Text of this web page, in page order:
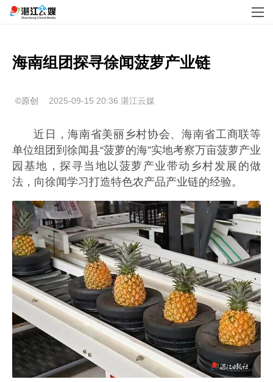
海南组团探寻徐闻菠萝产业链
©原创 2025-09-15 20:36 湛江云媒
近日，海南省美丽乡村协会、海南省工商联等
单位组团到徐闻县“菠萝的海”实地考察万亩菠萝产业
园基地，探寻当地以菠萝产业带动乡村发展的做
法，向徐闻学习打造特色农产品产业链的经验。